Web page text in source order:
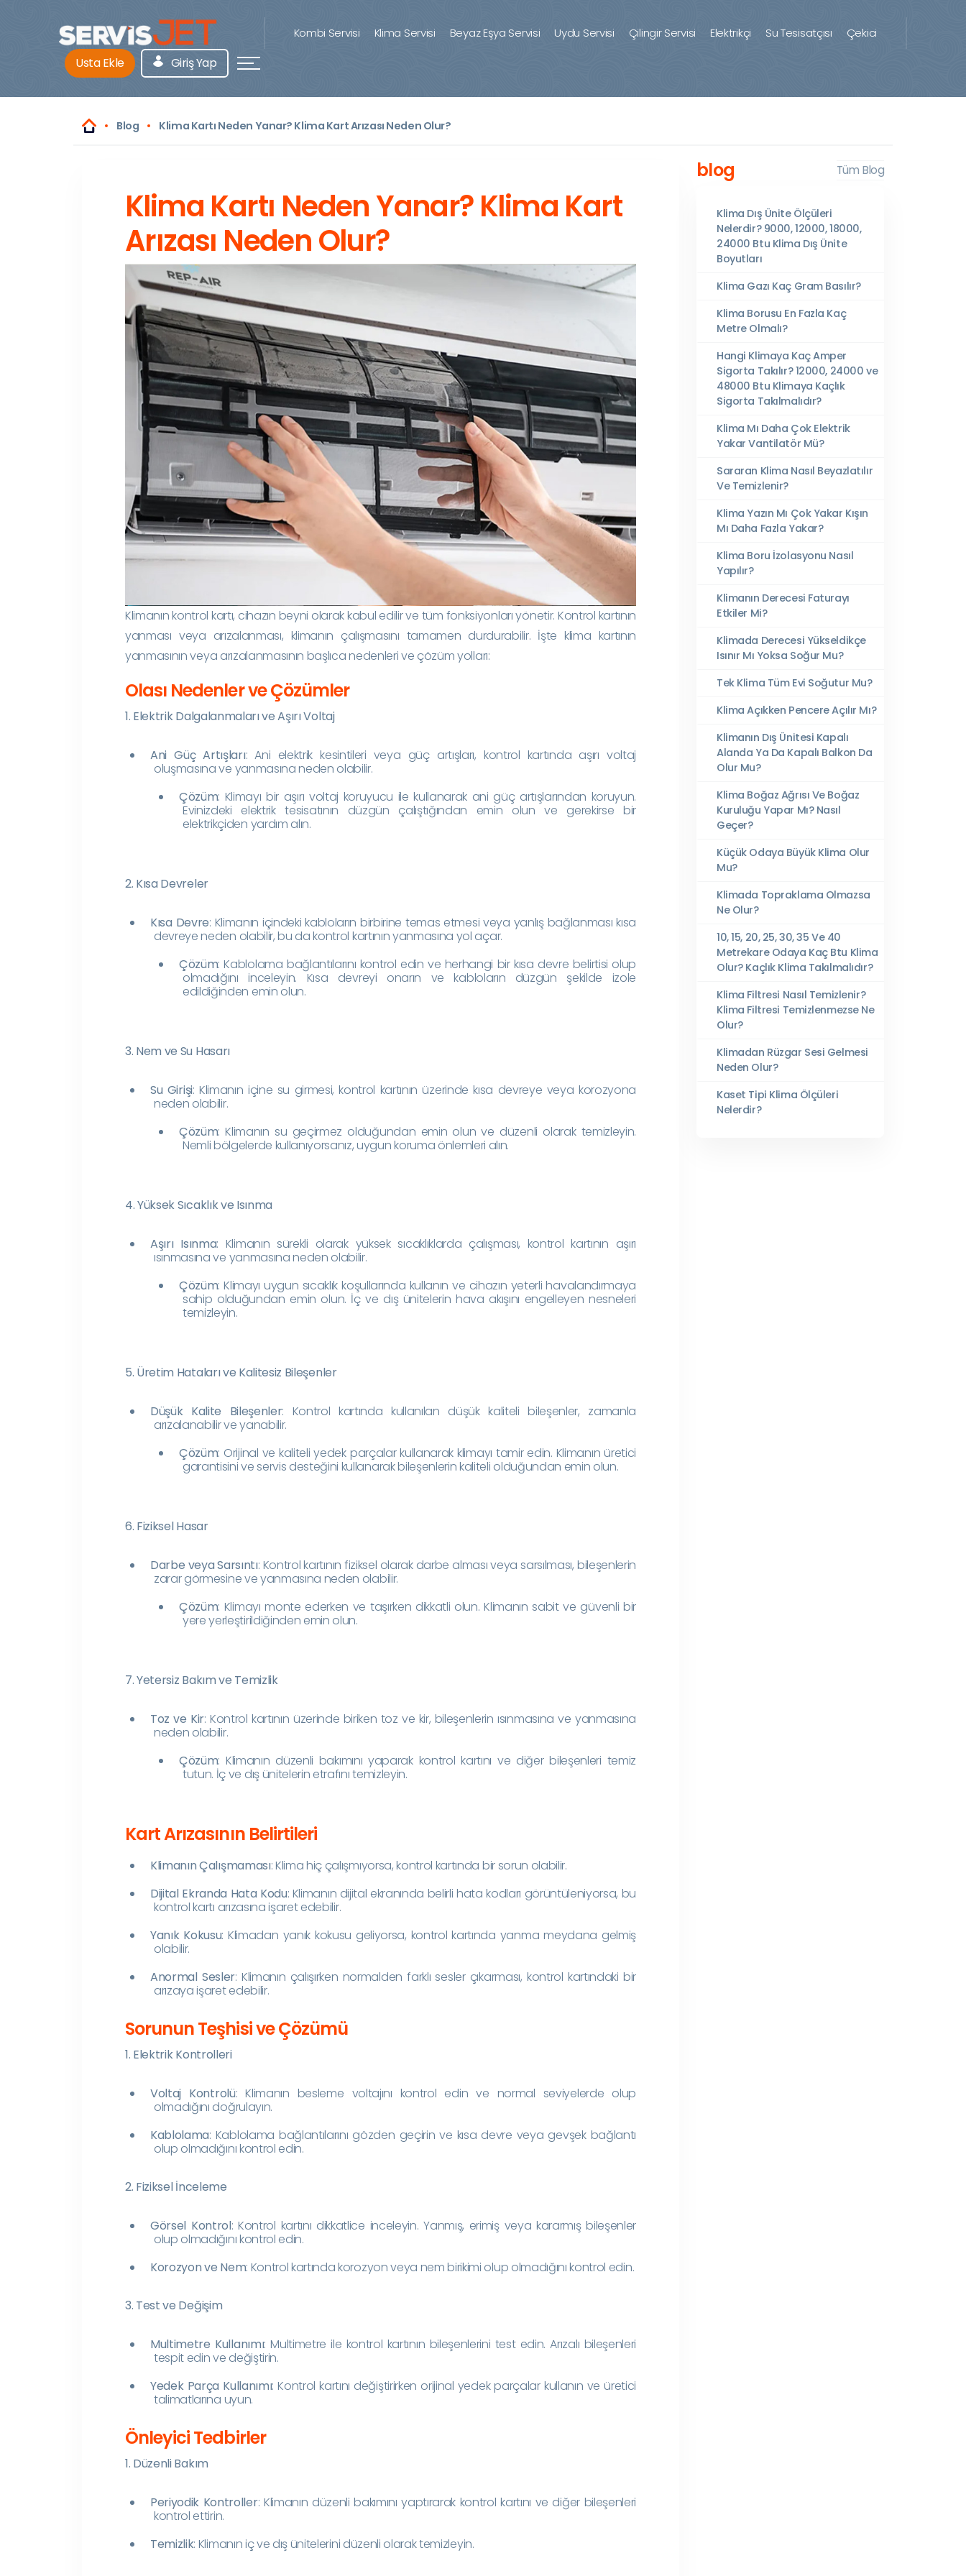
Kombi Servisi Klima Servisi Beyaz Eşya Servisi Uydu Servisi Çilingir Servisi Elektrikçi Su Tesisatçısı Çekici
Usta Ekle Giriş Yap
Blog Klima Kartı Neden Yanar? Klima Kart Arızası Neden Olur?
Klima Kartı Neden Yanar? Klima Kart
Arızası Neden Olur?
Klimanın kontrol kartı, cihazın beyni olarak kabul edilir ve tüm fonksiyonları yönetir. Kontrol kartının
yanması veya arızalanması, klimanın çalışmasını tamamen durdurabilir. İşte klima kartının
yanmasının veya arızalanmasının başlıca nedenleri ve çözüm yolları:
Olası Nedenler ve Çözümler
1. Elektrik Dalgalanmaları ve Aşırı Voltaj
Ani Güç Artışları: Ani elektrik kesintileri veya güç artışları, kontrol kartında aşırı voltaj
oluşmasına ve yanmasına neden olabilir.
Çözüm: Klimayı bir aşırı voltaj koruyucu ile kullanarak ani güç artışlarından koruyun.
Evinizdeki elektrik tesisatının düzgün çalıştığından emin olun ve gerekirse bir
elektrikçiden yardım alın.
2. Kısa Devreler
Kısa Devre: Klimanın içindeki kabloların birbirine temas etmesi veya yanlış bağlanması kısa
devreye neden olabilir, bu da kontrol kartının yanmasına yol açar.
Çözüm: Kablolama bağlantılarını kontrol edin ve herhangi bir kısa devre belirtisi olup
olmadığını inceleyin. Kısa devreyi onarın ve kabloların düzgün şekilde izole
edildiğinden emin olun.
3. Nem ve Su Hasarı
Su Girişi: Klimanın içine su girmesi, kontrol kartının üzerinde kısa devreye veya korozyona
neden olabilir.
Çözüm: Klimanın su geçirmez olduğundan emin olun ve düzenli olarak temizleyin.
Nemli bölgelerde kullanıyorsanız, uygun koruma önlemleri alın.
4. Yüksek Sıcaklık ve Isınma
Aşırı Isınma: Klimanın sürekli olarak yüksek sıcaklıklarda çalışması, kontrol kartının aşırı
ısınmasına ve yanmasına neden olabilir.
Çözüm: Klimayı uygun sıcaklık koşullarında kullanın ve cihazın yeterli havalandırmaya
sahip olduğundan emin olun. İç ve dış ünitelerin hava akışını engelleyen nesneleri
temizleyin.
5. Üretim Hataları ve Kalitesiz Bileşenler
Düşük Kalite Bileşenler: Kontrol kartında kullanılan düşük kaliteli bileşenler, zamanla
arızalanabilir ve yanabilir.
Çözüm: Orijinal ve kaliteli yedek parçalar kullanarak klimayı tamir edin. Klimanın üretici
garantisini ve servis desteğini kullanarak bileşenlerin kaliteli olduğundan emin olun.
6. Fiziksel Hasar
Darbe veya Sarsıntı: Kontrol kartının fiziksel olarak darbe alması veya sarsılması, bileşenlerin
zarar görmesine ve yanmasına neden olabilir.
Çözüm: Klimayı monte ederken ve taşırken dikkatli olun. Klimanın sabit ve güvenli bir
yere yerleştirildiğinden emin olun.
7. Yetersiz Bakım ve Temizlik
Toz ve Kir: Kontrol kartının üzerinde biriken toz ve kir, bileşenlerin ısınmasına ve yanmasına
neden olabilir.
Çözüm: Klimanın düzenli bakımını yaparak kontrol kartını ve diğer bileşenleri temiz
tutun. İç ve dış ünitelerin etrafını temizleyin.
Kart Arızasının Belirtileri
Klimanın Çalışmaması: Klima hiç çalışmıyorsa, kontrol kartında bir sorun olabilir.
Dijital Ekranda Hata Kodu: Klimanın dijital ekranında belirli hata kodları görüntüleniyorsa, bu
kontrol kartı arızasına işaret edebilir.
Yanık Kokusu: Klimadan yanık kokusu geliyorsa, kontrol kartında yanma meydana gelmiş
olabilir.
Anormal Sesler: Klimanın çalışırken normalden farklı sesler çıkarması, kontrol kartındaki bir
arızaya işaret edebilir.
Sorunun Teşhisi ve Çözümü
1. Elektrik Kontrolleri
Voltaj Kontrolü: Klimanın besleme voltajını kontrol edin ve normal seviyelerde olup
olmadığını doğrulayın.
Kablolama: Kablolama bağlantılarını gözden geçirin ve kısa devre veya gevşek bağlantı
olup olmadığını kontrol edin.
2. Fiziksel İnceleme
Görsel Kontrol: Kontrol kartını dikkatlice inceleyin. Yanmış, erimiş veya kararmış bileşenler
olup olmadığını kontrol edin.
Korozyon ve Nem: Kontrol kartında korozyon veya nem birikimi olup olmadığını kontrol edin.
3. Test ve Değişim
Multimetre Kullanımı: Multimetre ile kontrol kartının bileşenlerini test edin. Arızalı bileşenleri
tespit edin ve değiştirin.
Yedek Parça Kullanımı: Kontrol kartını değiştirirken orijinal yedek parçalar kullanın ve üretici
talimatlarına uyun.
Önleyici Tedbirler
1. Düzenli Bakım
Periyodik Kontroller: Klimanın düzenli bakımını yaptırarak kontrol kartını ve diğer bileşenleri
kontrol ettirin.
Temizlik: Klimanın iç ve dış ünitelerini düzenli olarak temizleyin.
blog Tüm Blog
Klima Dış Ünite Ölçüleri
Nelerdir? 9000, 12000, 18000,
24000 Btu Klima Dış Ünite
Boyutları
Klima Gazı Kaç Gram Basılır?
Klima Borusu En Fazla Kaç
Metre Olmalı?
Hangi Klimaya Kaç Amper
Sigorta Takılır? 12000, 24000 ve
48000 Btu Klimaya Kaçlık
Sigorta Takılmalıdır?
Klima Mı Daha Çok Elektrik
Yakar Vantilatör Mü?
Sararan Klima Nasıl Beyazlatılır
Ve Temizlenir?
Klima Yazın Mı Çok Yakar Kışın
Mı Daha Fazla Yakar?
Klima Boru İzolasyonu Nasıl
Yapılır?
Klimanın Derecesi Faturayı
Etkiler Mi?
Klimada Derecesi Yükseldikçe
Isınır Mı Yoksa Soğur Mu?
Tek Klima Tüm Evi Soğutur Mu?
Klima Açıkken Pencere Açılır Mı?
Klimanın Dış Ünitesi Kapalı
Alanda Ya Da Kapalı Balkon Da
Olur Mu?
Klima Boğaz Ağrısı Ve Boğaz
Kuruluğu Yapar Mı? Nasıl
Geçer?
Küçük Odaya Büyük Klima Olur
Mu?
Klimada Topraklama Olmazsa
Ne Olur?
10, 15, 20, 25, 30, 35 Ve 40
Metrekare Odaya Kaç Btu Klima
Olur? Kaçlık Klima Takılmalıdır?
Klima Filtresi Nasıl Temizlenir?
Klima Filtresi Temizlenmezse Ne
Olur?
Klimadan Rüzgar Sesi Gelmesi
Neden Olur?
Kaset Tipi Klima Ölçüleri
Nelerdir?